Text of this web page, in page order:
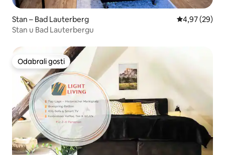
Stan – Bad Lauterberg Prosječna
4,97 (29)
Stan u Bad Lauterbergu
Odabrali gosti
Odabrali gosti